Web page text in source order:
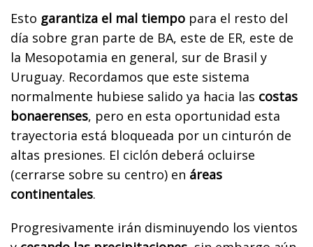
Esto garantiza el mal tiempo para el resto del
día sobre gran parte de BA, este de ER, este de
la Mesopotamia en general, sur de Brasil y
Uruguay. Recordamos que este sistema
normalmente hubiese salido ya hacia las costas
bonaerenses, pero en esta oportunidad esta
trayectoria está bloqueada por un cinturón de
altas presiones. El ciclón deberá ocluirse
(cerrarse sobre su centro) en áreas
continentales.
Progresivamente irán disminuyendo los vientos